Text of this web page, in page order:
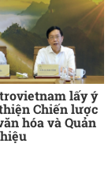
lấy ý
Chiến lược
hóa và Quản